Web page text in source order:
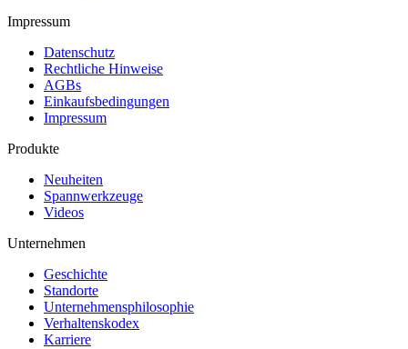
Impressum
Datenschutz
Rechtliche Hinweise
AGBs
Einkaufsbedingungen
Impressum
Produkte
Neuheiten
Spannwerkzeuge
Videos
Unternehmen
Geschichte
Standorte
Unternehmens­philosophie
Verhaltenskodex
Karriere